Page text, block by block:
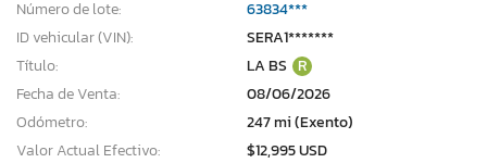
Número de lote:
63834***
ID vehicular (VIN):
SERA1*******
Título:
LA BS R
Fecha de Venta:
08/06/2026
Odómetro:
247 mi (Exento)
Valor Actual Efectivo:
$12,995 USD